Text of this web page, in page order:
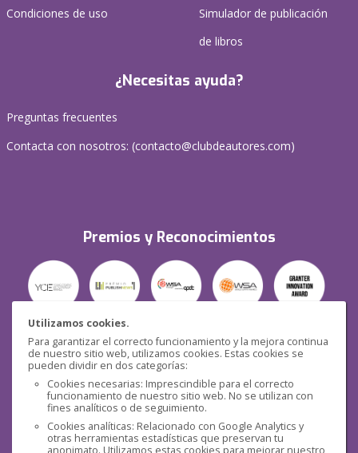
Utilizamos cookies.
Para garantizar el correcto funcionamiento y la mejora continua
de nuestro sitio web, utilizamos cookies. Estas cookies se
pueden dividir en dos categorías:
Cookies necesarias: Imprescindible para el correcto
funcionamiento de nuestro sitio web. No se utilizan con
fines analíticos o de seguimiento.
Cookies analíticas: Relacionado con Google Analytics y
otras herramientas estadísticas que preservan tu
anonimato. Utilizamos estas cookies para mejorar nuestro
Condiciones de uso
Simulador de publicación
de libros
¿Necesitas ayuda?
Preguntas frecuentes
Contacta con nosotros: (contacto@clubdeautores.com)
Premios y Reconocimientos
Seguridad